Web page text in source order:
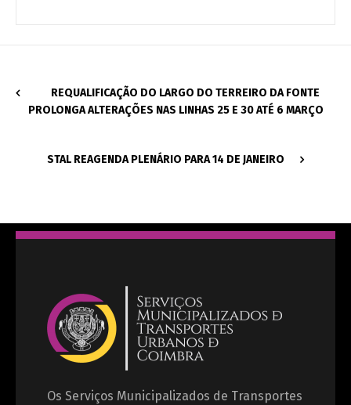
REQUALIFICAÇÃO DO LARGO DO TERREIRO DA FONTE
PROLONGA ALTERAÇÕES NAS LINHAS 25 E 30 ATÉ 6 MARÇO
STAL REAGENDA PLENÁRIO PARA 14 DE JANEIRO
Os Serviços Municipalizados de Transportes